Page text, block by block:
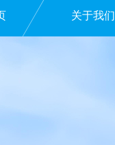
关于我们